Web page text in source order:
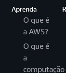
Aprenda
O que é
a AWS?
O que é
a
computação